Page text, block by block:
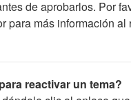
de aprobarlos. Por
para más información al
reactivar un tema?